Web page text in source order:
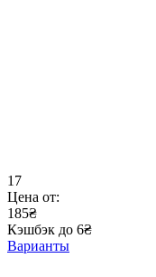
17
Цена от:
185₴
Кэшбэк до 6₴
Варианты